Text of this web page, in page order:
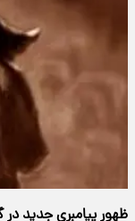
ظهور پیامبری جدید